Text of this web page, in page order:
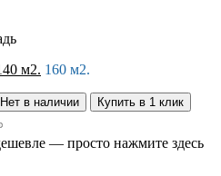
м2. 160 м2.
Нет в наличии
Купить в 1 клик
— просто нажмите здесь